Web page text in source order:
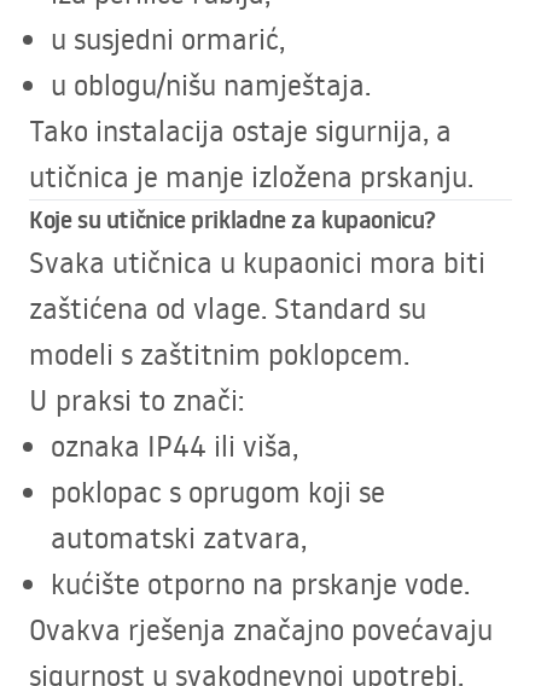
u susjedni ormarić,
u oblogu/nišu namještaja.
Tako instalacija ostaje sigurnija, a
utičnica je manje izložena prskanju.
Koje su utičnice prikladne za kupaonicu?
Svaka utičnica u kupaonici mora biti
zaštićena od vlage. Standard su
modeli s zaštitnim poklopcem.
U praksi to znači:
oznaka IP44 ili viša,
poklopac s oprugom koji se
automatski zatvara,
kućište otporno na prskanje vode.
Ovakva rješenja značajno povećavaju
sigurnost u svakodnevnoj upotrebi.